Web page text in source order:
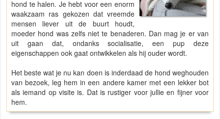
hond te halen. Je hebt voor een enorm
waakzaam ras gekozen dat vreemde
mensen liever uit de buurt houdt,
moeder hond was zelfs niet te benaderen. Dan mag je er van
uit gaan dat, ondanks socialisatie, een pup deze
eigenschappen ook gaat ontwikkelen als hij ouder wordt.
Het beste wat je nu kan doen is inderdaad de hond weghouden
van bezoek, leg hem in een andere kamer met een lekker bot
als iemand op visite is. Dat is rustiger voor jullie en fijner voor
hem.